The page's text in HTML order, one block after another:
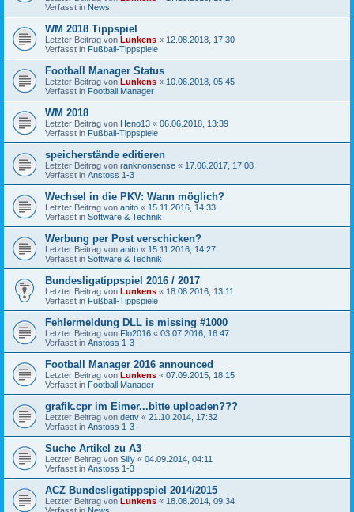
Verfasst in News
WM 2018 Tippspiel
Letzter Beitrag von Lunkens « 12.08.2018, 17:30
Verfasst in Fußball-Tippspiele
Football Manager Status
Letzter Beitrag von Lunkens « 10.06.2018, 05:45
Verfasst in Football Manager
WM 2018
Letzter Beitrag von Heno13 « 06.06.2018, 13:39
Verfasst in Fußball-Tippspiele
speicherstände editieren
Letzter Beitrag von ranknonsense « 17.06.2017, 17:08
Verfasst in Anstoss 1-3
Wechsel in die PKV: Wann möglich?
Letzter Beitrag von anito « 15.11.2016, 14:33
Verfasst in Software & Technik
Werbung per Post verschicken?
Letzter Beitrag von anito « 15.11.2016, 14:27
Verfasst in Software & Technik
Bundesligatippspiel 2016 / 2017
Letzter Beitrag von Lunkens « 18.08.2016, 13:11
Verfasst in Fußball-Tippspiele
Fehlermeldung DLL is missing #1000
Letzter Beitrag von Flo2016 « 03.07.2016, 16:47
Verfasst in Anstoss 1-3
Football Manager 2016 announced
Letzter Beitrag von Lunkens « 07.09.2015, 18:15
Verfasst in Football Manager
grafik.cpr im Eimer...bitte uploaden???
Letzter Beitrag von dettv « 21.10.2014, 17:32
Verfasst in Anstoss 1-3
Suche Artikel zu A3
Letzter Beitrag von Silly « 04.09.2014, 04:11
Verfasst in Anstoss 1-3
ACZ Bundesligatippspiel 2014/2015
Letzter Beitrag von Lunkens « 18.08.2014, 09:34
Verfasst in News